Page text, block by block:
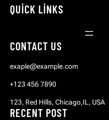
QUICK LINKS
CONTACT US
exaple@example.com
+123 456 7890
123, Red Hills, Chicago,IL, USA
RECENT POST